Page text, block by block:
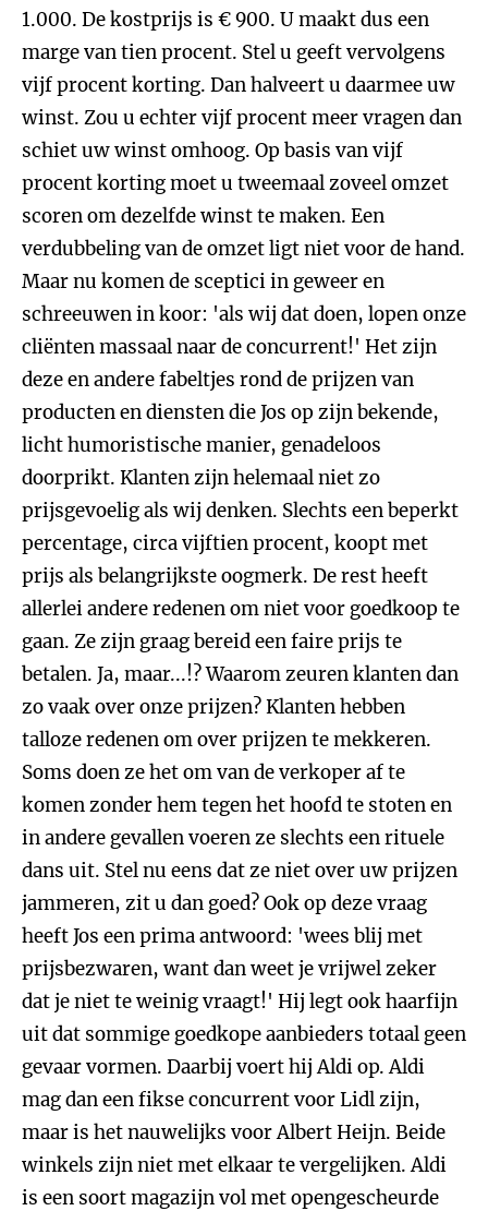
1.000. De kostprijs is € 900. U maakt dus een
marge van tien procent. Stel u geeft vervolgens
vijf procent korting. Dan halveert u daarmee uw
winst. Zou u echter vijf procent meer vragen dan
schiet uw winst omhoog. Op basis van vijf
procent korting moet u tweemaal zoveel omzet
scoren om dezelfde winst te maken. Een
verdubbeling van de omzet ligt niet voor de hand.
Maar nu komen de sceptici in geweer en
schreeuwen in koor: 'als wij dat doen, lopen onze
cliënten massaal naar de concurrent!' Het zijn
deze en andere fabeltjes rond de prijzen van
producten en diensten die Jos op zijn bekende,
licht humoristische manier, genadeloos
doorprikt. Klanten zijn helemaal niet zo
prijsgevoelig als wij denken. Slechts een beperkt
percentage, circa vijftien procent, koopt met
prijs als belangrijkste oogmerk. De rest heeft
allerlei andere redenen om niet voor goedkoop te
gaan. Ze zijn graag bereid een faire prijs te
betalen. Ja, maar...!? Waarom zeuren klanten dan
zo vaak over onze prijzen? Klanten hebben
talloze redenen om over prijzen te mekkeren.
Soms doen ze het om van de verkoper af te
komen zonder hem tegen het hoofd te stoten en
in andere gevallen voeren ze slechts een rituele
dans uit. Stel nu eens dat ze niet over uw prijzen
jammeren, zit u dan goed? Ook op deze vraag
heeft Jos een prima antwoord: 'wees blij met
prijsbezwaren, want dan weet je vrijwel zeker
dat je niet te weinig vraagt!' Hij legt ook haarfijn
uit dat sommige goedkope aanbieders totaal geen
gevaar vormen. Daarbij voert hij Aldi op. Aldi
mag dan een fikse concurrent voor Lidl zijn,
maar is het nauwelijks voor Albert Heijn. Beide
winkels zijn niet met elkaar te vergelijken. Aldi
is een soort magazijn vol met opengescheurde